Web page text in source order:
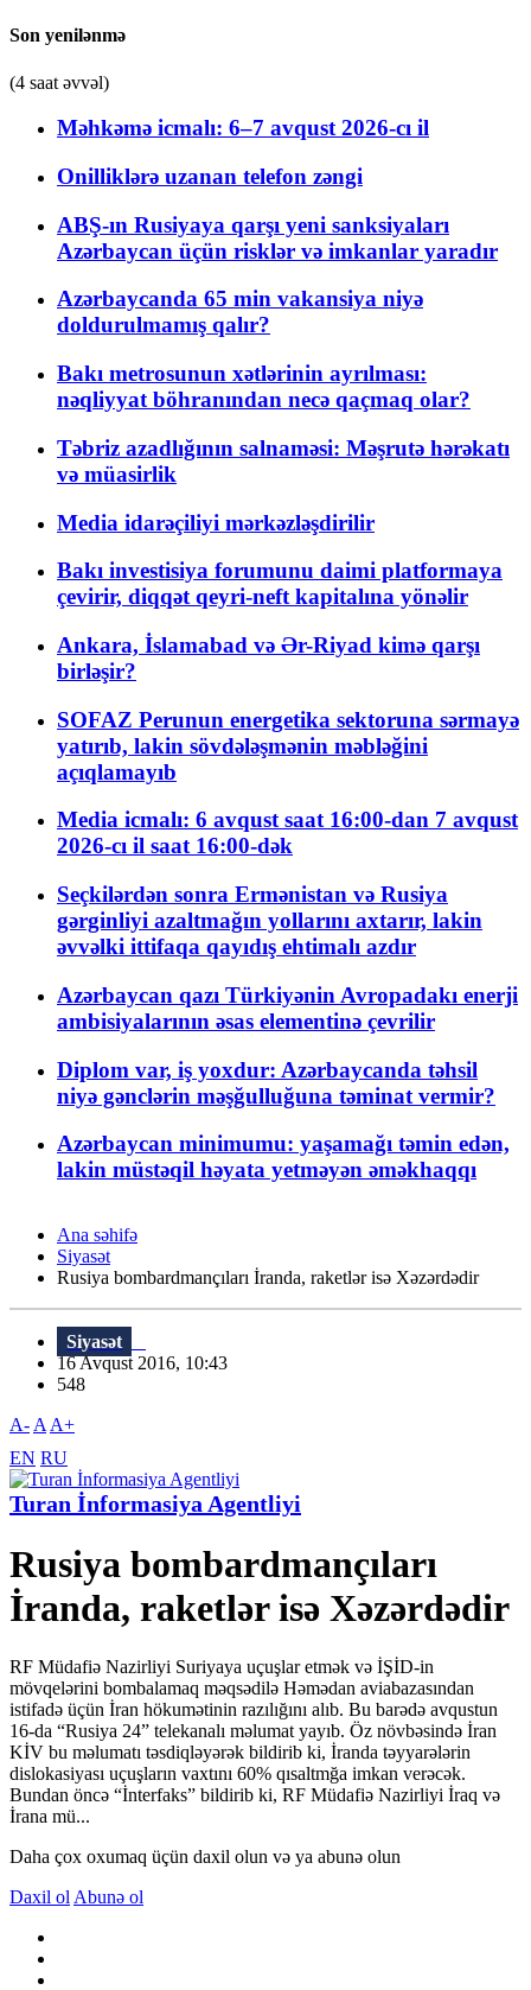
Son yenilənmə
(4 saat əvvəl)
Məhkəmə icmalı: 6–7 avqust 2026-cı il
Onilliklərə uzanan telefon zəngi
ABŞ-ın Rusiyaya qarşı yeni sanksiyaları
Azərbaycan üçün risklər və imkanlar yaradır
Azərbaycanda 65 min vakansiya niyə
doldurulmamış qalır?
Bakı metrosunun xətlərinin ayrılması:
nəqliyyat böhranından necə qaçmaq olar?
Təbriz azadlığının salnaməsi: Məşrutə hərəkatı
və müasirlik
Media idarəçiliyi mərkəzləşdirilir
Bakı investisiya forumunu daimi platformaya
çevirir, diqqət qeyri-neft kapitalına yönəlir
Ankara, İslamabad və Ər-Riyad kimə qarşı
birləşir?
SOFAZ Perunun energetika sektoruna sərmayə
yatırıb, lakin sövdələşmənin məbləğini
açıqlamayıb
Media icmalı: 6 avqust saat 16:00-dan 7 avqust
2026-cı il saat 16:00-dək
Seçkilərdən sonra Ermənistan və Rusiya
gərginliyi azaltmağın yollarını axtarır, lakin
əvvəlki ittifaqa qayıdış ehtimalı azdır
Azərbaycan qazı Türkiyənin Avropadakı enerji
ambisiyalarının əsas elementinə çevrilir
Diplom var, iş yoxdur: Azərbaycanda təhsil
niyə gənclərin məşğulluğuna təminat vermir?
Azərbaycan minimumu: yaşamağı təmin edən,
lakin müstəqil həyata yetməyən əməkhaqqı
Ana səhifə
Siyasət
Rusiya bombardmançıları İranda, raketlər isə Xəzərdədir
Siyasət
16 Avqust 2016, 10:43
548
A- A A+
EN RU
Turan İnformasiya Agentliyi
Rusiya bombardmançıları
İranda, raketlər isə Xəzərdədir
RF Müdafiə Nazirliyi Suriyaya uçuşlar etmək və İŞİD-in
mövqelərini bombalamaq məqsədilə Həmədan aviabazasından
istifadə üçün İran hökumətinin razılığını alıb. Bu barədə avqustun
16-da “Rusiya 24” telekanalı məlumat yayıb. Öz növbəsində İran
KİV bu məlumatı təsdiqləyərək bildirib ki, İranda təyyarələrin
dislokasiyası uçuşların vaxtını 60% qısaltmğa imkan verəcək.
Bundan öncə “İnterfaks” bildirib ki, RF Müdafiə Nazirliyi İraq və
İrana mü...
Daha çox oxumaq üçün daxil olun və ya abunə olun
Daxil ol Abunə ol